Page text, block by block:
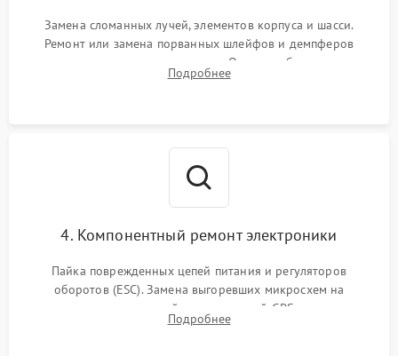
Замена сломанных лучей, элементов корпуса и шасси.
Ремонт или замена порванных шлейфов и демпферов
трехосевого подвеса камеры. Очистка объектива,
восстановление механизма фокусировки. Установка новых
Подробнее
4. Компонентный ремонт электроники
Пайка поврежденных цепей питания и регуляторов
оборотов (ESC). Замена выгоревших микросхем на
материнской плате, модулей GPS
Подробнее